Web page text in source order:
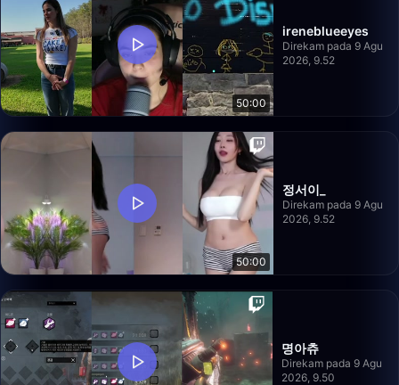
50:00
ireneblueeyes
Direkam pada 9 Agu
2026, 9.52
50:00
정서이_
Direkam pada 9 Agu
2026, 9.52
명아츄
Direkam pada 9 Agu
2026, 9.50